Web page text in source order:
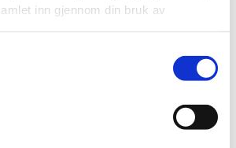
inn gjennom din bruk av
tiltakene
behov opp mot hva som kan